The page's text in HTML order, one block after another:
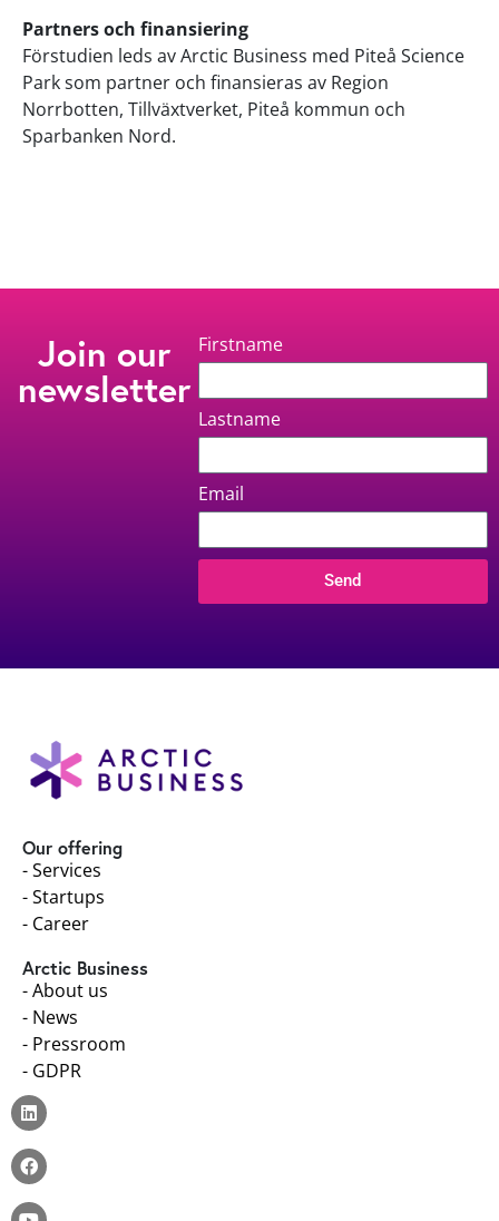
Partners och finansiering
Förstudien leds av Arctic Business med Piteå Science
Park som partner och finansieras av Region
Norrbotten, Tillväxtverket, Piteå kommun och
Sparbanken Nord.
Join our
newsletter
Firstname
Lastname
Email
Send
Our offering
- Services
- Startups
- Career
Arctic Business
- About us
- News
- Pressroom
- GDPR